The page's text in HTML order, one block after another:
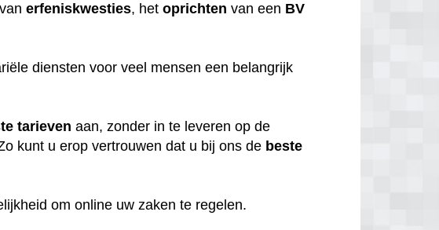
erfeniskwesties, hetoprichten van een BV
diensten voor veel mensen een belangrijk
tarieven aan, zonder in te leveren op de
kunt u erop vertrouwen dat u bij ons de beste
om online uw zaken te regelen.